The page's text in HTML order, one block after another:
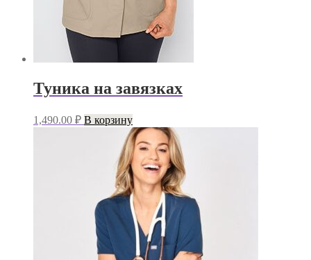
Туника на завязках
1,490.00 ₽ В корзину